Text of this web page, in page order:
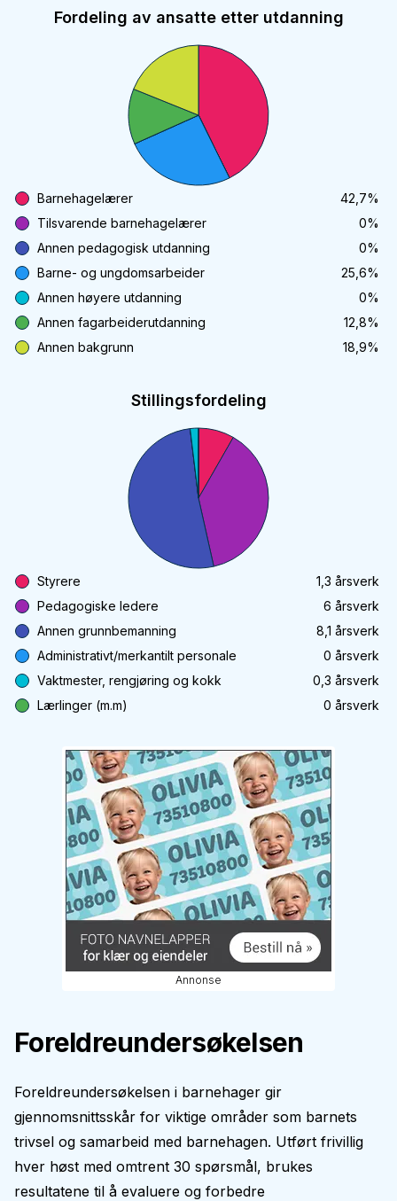
Fordeling av ansatte etter utdanning
Barnehagelærer 42,7%
Tilsvarende barnehagelærer
0%
Annen pedagogisk utdanning
0%
Barne- og ungdomsarbeider
25,6%
Annen høyere utdanning
0%
Annen fagarbeiderutdanning
12,8%
Annen bakgrunn
18,9%
Stillingsfordeling
Styrere 1,3 årsverk
Pedagogiske ledere
6 årsverk
Annen grunnbemanning
8,1 årsverk
Administrativt/merkantilt personale
0 årsverk
Vaktmester, rengjøring og kokk
0,3 årsverk
Lærlinger (m.m)
0 årsverk
Annonse
Foreldreundersøkelsen
Foreldreundersøkelsen i barnehager gir
gjennomsnittsskår for viktige områder som barnets
trivsel og samarbeid med barnehagen. Utført frivillig
hver høst med omtrent 30 spørsmål, brukes
resultatene til å evaluere og forbedre